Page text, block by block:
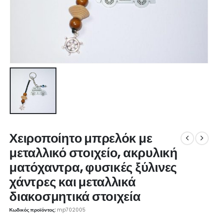
Χειροποίητο μπρελόκ με
μεταλλικό στοιχείο, ακρυλική
ματόχαντρα, φυσικές ξύλινες
χάντρες και μεταλλικά
διακοσμητικά στοιχεία
Κωδικός προϊόντος: mp702005